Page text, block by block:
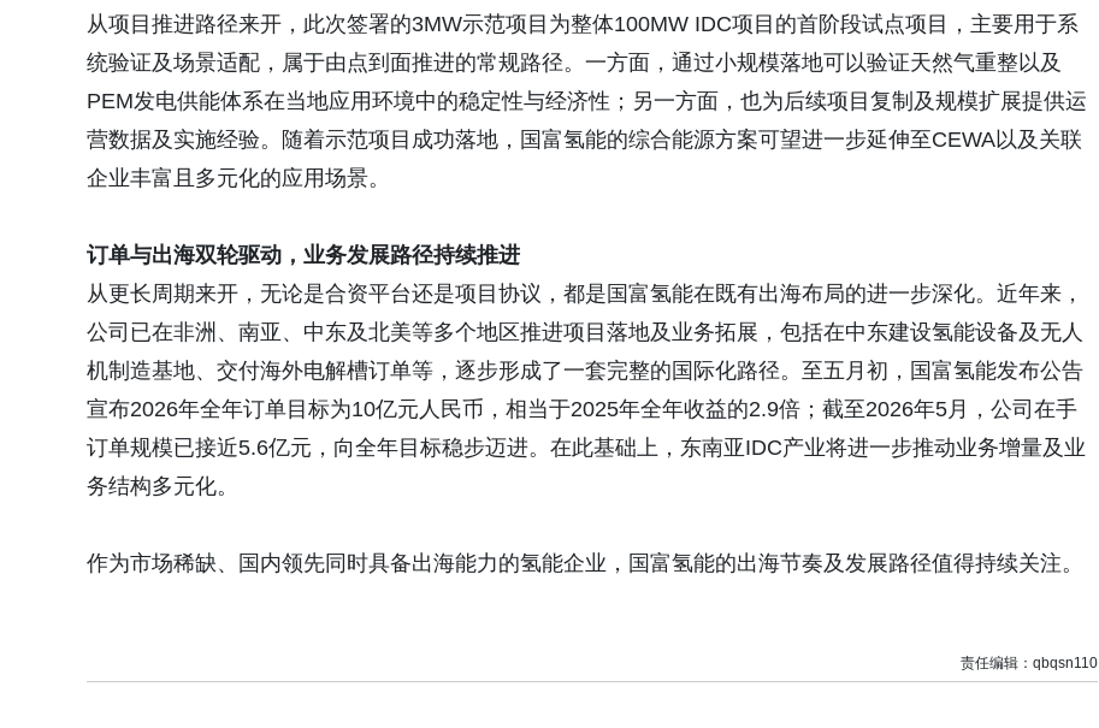
从项目推进路径来开，此次签署的3MW示范项目为整体100MW IDC项目的首阶段试点项目，主要用于系
统验证及场景适配，属于由点到面推进的常规路径。一方面，通过小规模落地可以验证天然气重整以及
PEM发电供能体系在当地应用环境中的稳定性与经济性；另一方面，也为后续项目复制及规模扩展提供运
营数据及实施经验。随着示范项目成功落地，国富氢能的综合能源方案可望进一步延伸至CEWA以及关联
企业丰富且多元化的应用场景。
订单与出海双轮驱动，业务发展路径持续推进
从更长周期来开，无论是合资平台还是项目协议，都是国富氢能在既有出海布局的进一步深化。近年来，
公司已在非洲、南亚、中东及北美等多个地区推进项目落地及业务拓展，包括在中东建设氢能设备及无人
机制造基地、交付海外电解槽订单等，逐步形成了一套完整的国际化路径。至五月初，国富氢能发布公告
宣布2026年全年订单目标为10亿元人民币，相当于2025年全年收益的2.9倍；截至2026年5月，公司在手
订单规模已接近5.6亿元，向全年目标稳步迈进。在此基础上，东南亚IDC产业将进一步推动业务增量及业
务结构多元化。
作为市场稀缺、国内领先同时具备出海能力的氢能企业，国富氢能的出海节奏及发展路径值得持续关注。
责任编辑：qbqsn110